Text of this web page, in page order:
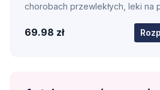
chorobach przewlekłych, leki na
69.98 zł